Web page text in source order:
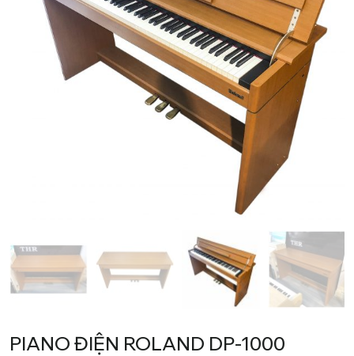
PIANO ĐIỆN ROLAND DP-1000